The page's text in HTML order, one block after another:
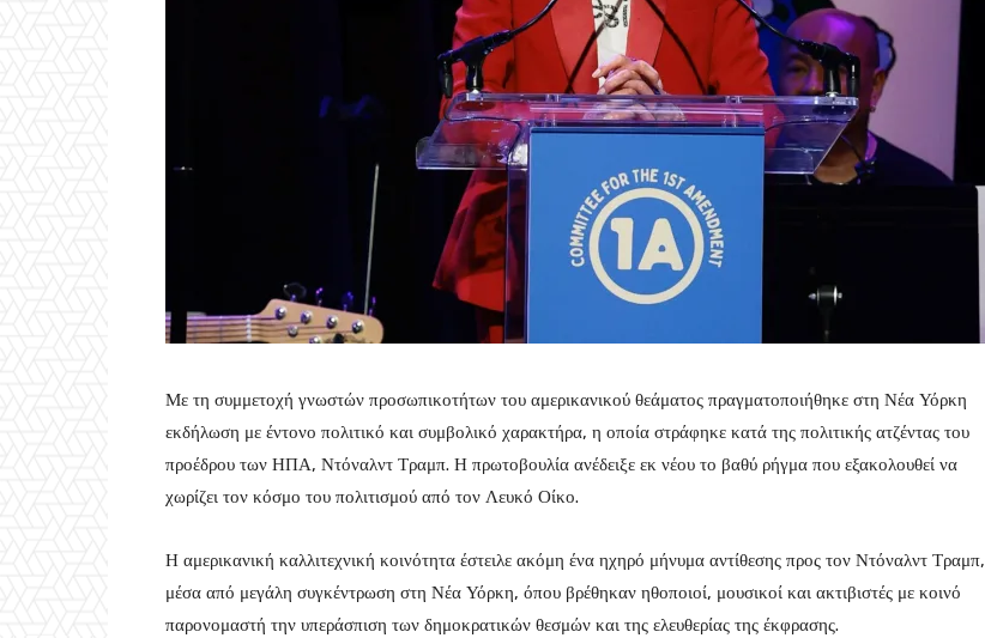
Με τη συμμετοχή γνωστών προσωπικοτήτων του αμερικανικού θεάματος πραγματοποιήθηκε στη Νέα Υόρκη
εκδήλωση με έντονο πολιτικό και συμβολικό χαρακτήρα, η οποία στράφηκε κατά της πολιτικής ατζέντας του
προέδρου των ΗΠΑ, Ντόναλντ Τραμπ. Η πρωτοβουλία ανέδειξε εκ νέου το βαθύ ρήγμα που εξακολουθεί να
χωρίζει τον κόσμο του πολιτισμού από τον Λευκό Οίκο.
Η αμερικανική καλλιτεχνική κοινότητα έστειλε ακόμη ένα ηχηρό μήνυμα αντίθεσης προς τον Ντόναλντ Τραμπ,
μέσα από μεγάλη συγκέντρωση στη Νέα Υόρκη, όπου βρέθηκαν ηθοποιοί, μουσικοί και ακτιβιστές με κοινό
παρονομαστή την υπεράσπιση των δημοκρατικών θεσμών και της ελευθερίας της έκφρασης.